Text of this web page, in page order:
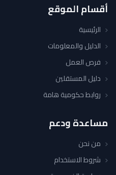
أقسام الموقع
الرئيسية
الدليل والمعلومات
فرص العمل
دليل المستقلين
روابط حكومية هامة
مساعدة ودعم
من نحن
شروط الاستخدام